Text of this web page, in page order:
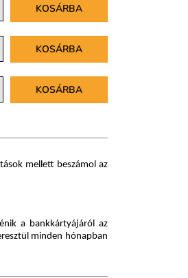
KOSÁRBA
KOSÁRBA
KOSÁRBA
mellett beszámol az
a bankkártyájáról az
minden hónapban